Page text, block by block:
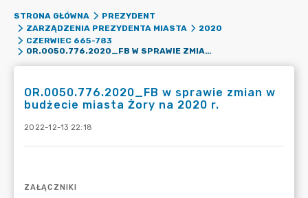
STRONA GŁÓWNA
PREZYDENT
ZARZĄDZENIA PREZYDENTA MIASTA
2020
CZERWIEC 665-783
OR.0050.776.2020_FB W SPRAWIE ZMIAN W BUDŻECIE MIASTA ŻORY NA 2020 R.
OR.0050.776.2020_FB w sprawie zmian w
budżecie miasta Żory na 2020 r.
2022-12-13 22:18
ZAŁĄCZNIKI